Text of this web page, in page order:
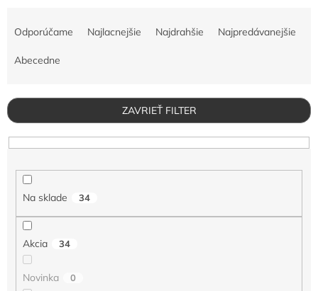
e
p
r
o
Odporúčame Najlacnejšie Najdrahšie Najpredávanejšie
Abecedne
ZAVRIEŤ FILTER
Na sklade 34
Akcia 34
Novinka 0